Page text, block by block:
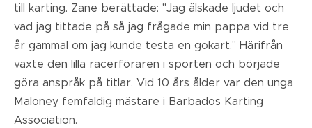
till karting. Zane berättade: "Jag älskade ljudet och
vad jag tittade på så jag frågade min pappa vid tre
år gammal om jag kunde testa en gokart." Härifrån
växte den lilla racerföraren i sporten och började
göra anspråk på titlar. Vid 10 års ålder var den unga
Maloney femfaldig mästare i Barbados Karting
Association.